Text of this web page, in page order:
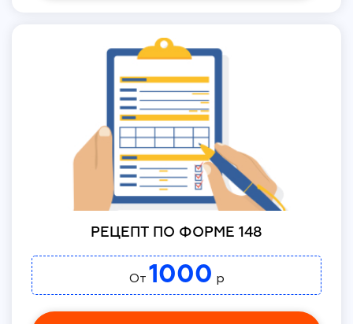
РЕЦЕПТ ПО ФОРМЕ 148
От 1000 р